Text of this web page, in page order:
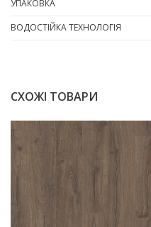
УПАКОВКА
ВОДОСТІЙКА ТЕХНОЛОГІЯ
СХОЖІ ТОВАРИ